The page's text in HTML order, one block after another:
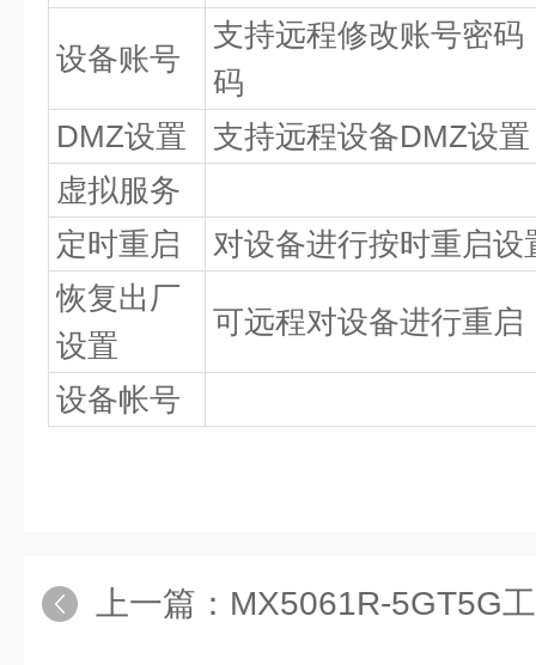
设备账号
支持远程修改账号密
码
DMZ设置
支持远程设备DMZ设置
虚拟服务
定时重启
对设备进行按时重启设
恢复出厂
设置
可远程对设备进行重启
设备帐号
上一篇： MX5061R-5GT5G